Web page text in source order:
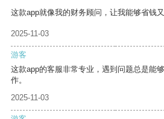
这款app就像我的财务顾问，让我能够省钱又
2025-11-03
游客
这款app的客服非常专业，遇到问题总是能
作。
2025-11-03